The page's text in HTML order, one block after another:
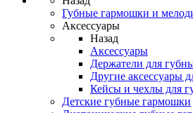
Губные гармошки и
Аксессуары
Назад
Аксессуары
Держатели для
Другие аксессуары
Кейсы и чехлы для
Детские губные гармошки